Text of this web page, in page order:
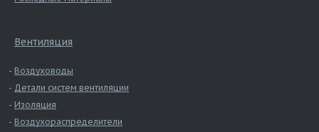
Вентиляция
Воздуховоды
Детали систем вентиляции
Изоляция
Воздухораспределители